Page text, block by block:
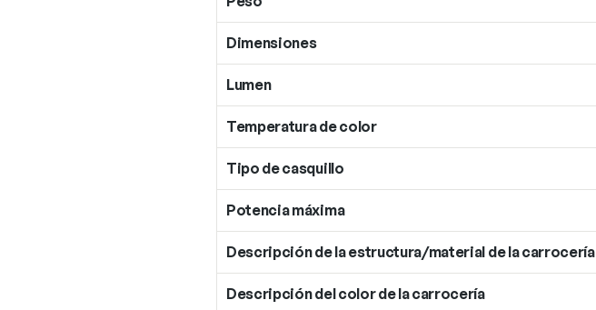
Dimensiones
Lumen
Temperatura de color
Tipo de casquillo
Potencia máxima
Descripción de la estructura/material de la carrocería
Descripción del color de la carrocería